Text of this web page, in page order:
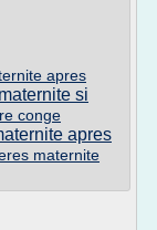
apres
si
conge
apres
maternite